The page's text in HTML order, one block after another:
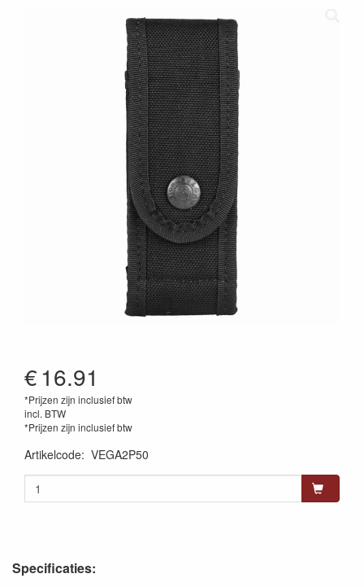
€16.91
*Prijzen zijn inclusief btw
incl. BTW
*Prijzen zijn inclusief btw
Artikelcode: VEGA2P50
Specificaties: